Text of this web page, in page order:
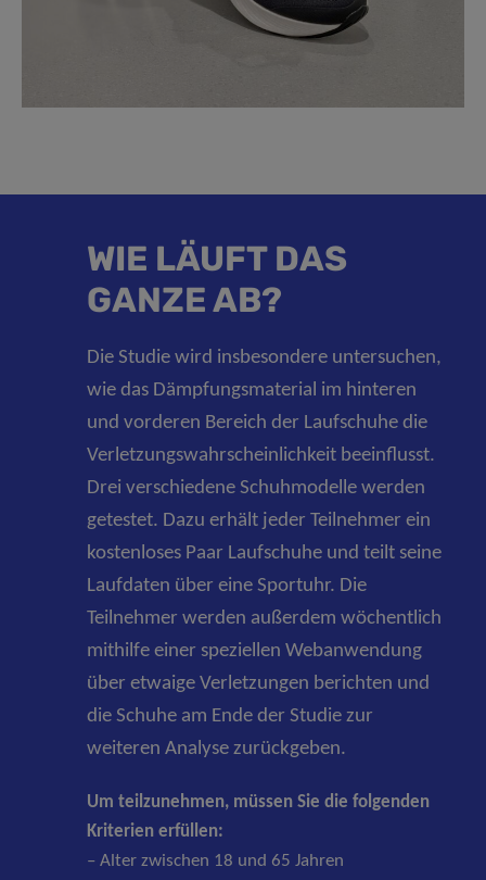
WIE LÄUFT DAS
GANZE AB?
Die Studie wird insbesondere untersuchen,
wie das Dämpfungsmaterial im hinteren
und vorderen Bereich der Laufschuhe die
Verletzungswahrscheinlichkeit beeinflusst.
Drei verschiedene Schuhmodelle werden
getestet. Dazu erhält jeder Teilnehmer ein
kostenloses Paar Laufschuhe und teilt seine
Laufdaten über eine Sportuhr. Die
Teilnehmer werden außerdem wöchentlich
mithilfe einer speziellen Webanwendung
über etwaige Verletzungen berichten und
die Schuhe am Ende der Studie zur
weiteren Analyse zurückgeben.
Um teilzunehmen, müssen Sie die folgenden
Kriterien erfüllen:
– Alter zwischen 18 und 65 Jahren